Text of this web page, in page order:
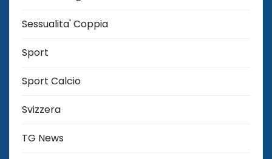
Sessualita' Coppia
Sport
Sport Calcio
Svizzera
TG News